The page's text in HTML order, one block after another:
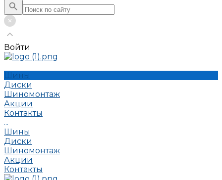
Войти
Шины
Диски
Шиномонтаж
Акции
Контакты
...
Шины
Диски
Шиномонтаж
Акции
Контакты